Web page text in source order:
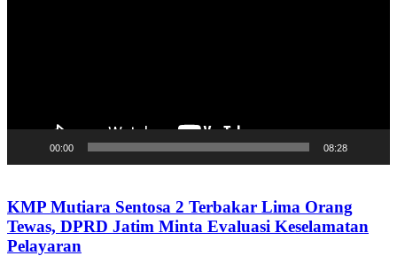
00:00 08:28
KMP Mutiara Sentosa 2 Terbakar Lima Orang
Tewas, DPRD Jatim Minta Evaluasi Keselamatan
Pelayaran